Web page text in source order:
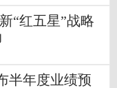
“红五星”战略
半年度业绩预